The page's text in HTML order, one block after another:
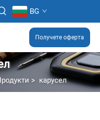
BG
Получете оферта
> карусел